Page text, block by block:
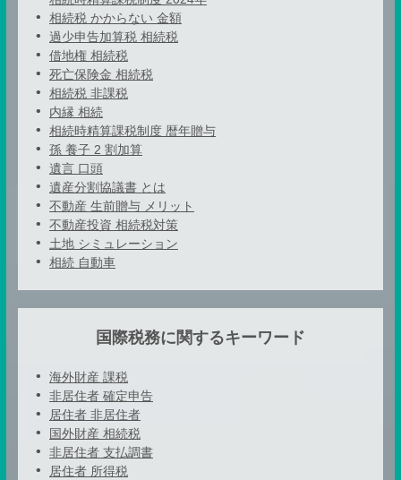
相続税 かからない 金額
過少申告加算税 相続税
借地権 相続税
死亡保険金 相続税
相続税 非課税
内縁 相続
相続時精算課税制度 暦年贈与
孫 養子 2 割加算
遺言 口頭
遺産分割協議書 とは
不動産 生前贈与 メリット
不動産投資 相続税対策
土地 シミュレーション
相続 自動車
国際税務に関するキーワード
海外財産 課税
非居住者 確定申告
居住者 非居住者
国外財産 相続税
非居住者 支払調書
居住者 所得税